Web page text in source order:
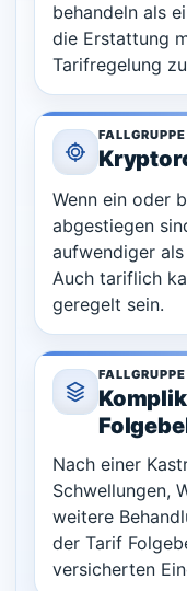
behandeln als
die Erstattung
Tarifregelung
Wenn ein oder
abgestiegen
aufwendiger
Auch tariflich
geregelt sein.
Nach einer
Schwellungen,
weitere
der Tarif
versicherten